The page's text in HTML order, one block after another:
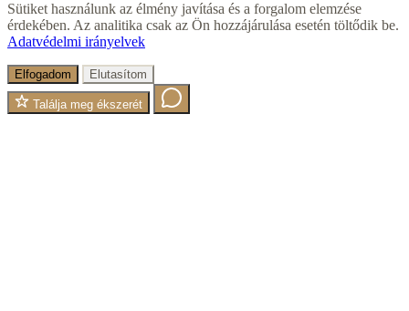
Sütiket használunk az élmény javítása és a forgalom elemzése
érdekében. Az analitika csak az Ön hozzájárulása esetén töltődik be.
Adatvédelmi irányelvek
Elfogadom Elutasítom
Találja meg ékszerét